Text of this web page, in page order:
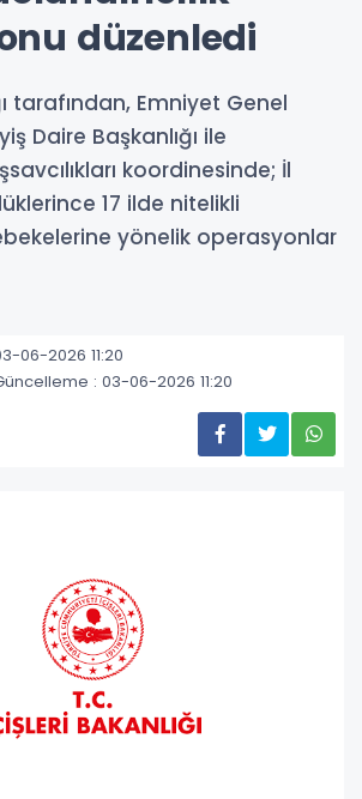
düzenledi
tarafından, Emniyet Genel
Daire Başkanlığı ile
koordinesinde; İl
17 ilde nitelikli
yönelik operasyonlar
06-2026 11:20
: 03-06-2026 11:20